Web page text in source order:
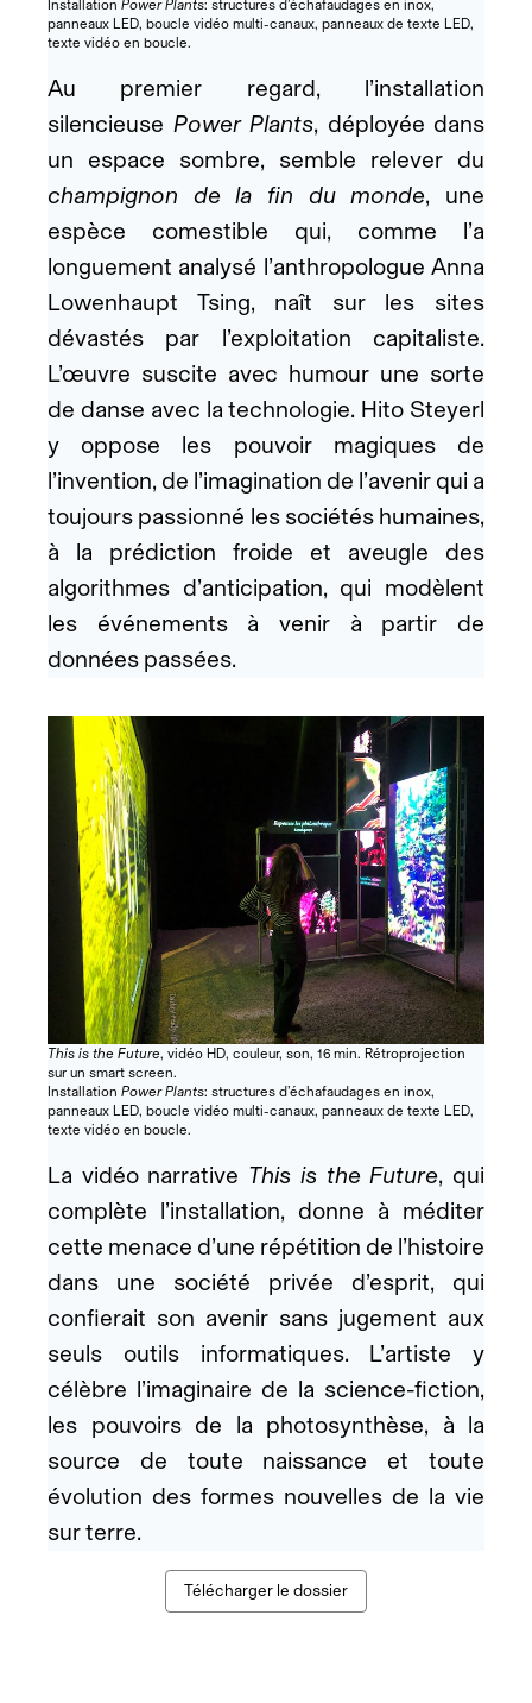
Installation Power Plants: structures d’échafaudages en inox,
panneaux LED, boucle vidéo multi-canaux, panneaux de texte LED,
texte vidéo en boucle.
Au premier regard, l’installation
silencieuse Power Plants, déployée dans
un espace sombre, semble relever du
champignon de la fin du monde, une
espèce comestible qui, comme l’a
longuement analysé l’anthropologue Anna
Lowenhaupt Tsing, naît sur les sites
dévastés par l’exploitation capitaliste.
L’œuvre suscite avec humour une sorte
de danse avec la technologie. Hito Steyerl
y oppose les pouvoir magiques de
l’invention, de l’imagination de l’avenir qui a
toujours passionné les sociétés humaines,
à la prédiction froide et aveugle des
algorithmes d’anticipation, qui modèlent
les événements à venir à partir de
données passées.
This is the Future, vidéo HD, couleur, son, 16 min. Rétroprojection
sur un smart screen.
Installation Power Plants: structures d’échafaudages en inox,
panneaux LED, boucle vidéo multi-canaux, panneaux de texte LED,
texte vidéo en boucle.
La vidéo narrative This is the Future, qui
complète l’installation, donne à méditer
cette menace d’une répétition de l’histoire
dans une société privée d’esprit, qui
confierait son avenir sans jugement aux
seuls outils informatiques. L’artiste y
célèbre l’imaginaire de la science-fiction,
les pouvoirs de la photosynthèse, à la
source de toute naissance et toute
évolution des formes nouvelles de la vie
sur terre.
Télécharger le dossier